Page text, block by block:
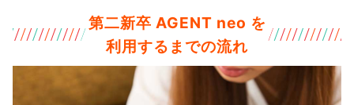
第二新卒 AGENT neo を
利用するまでの流れ